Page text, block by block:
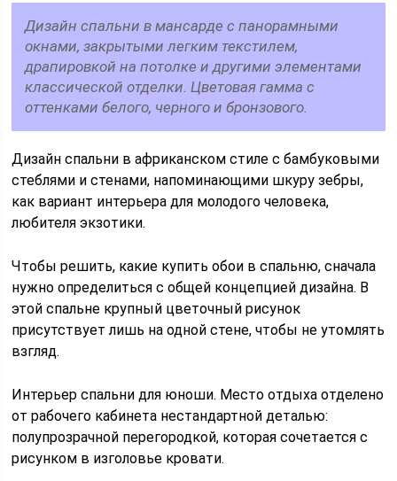
Дизайн спальни в мансарде с панорамными
окнами, закрытыми легким текстилем,
драпировкой на потолке и другими элементами
классической отделки. Цветовая гамма с
оттенками белого, черного и бронзового.
Дизайн спальни в африканском стиле с бамбуковыми
стеблями и стенами, напоминающими шкуру зебры,
как вариант интерьера для молодого человека,
любителя экзотики.
Чтобы решить, какие купить обои в спальню, сначала
нужно определиться с общей концепцией дизайна. В
этой спальне крупный цветочный рисунок
присутствует лишь на одной стене, чтобы не утомлять
взгляд.
Интерьер спальни для юноши. Место отдыха отделено
от рабочего кабинета нестандартной деталью:
полупрозрачной перегородкой, которая сочетается с
рисунком в изголовье кровати.